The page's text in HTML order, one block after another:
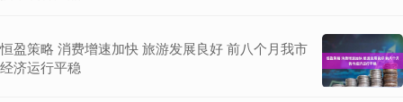
恒盈策略 消费增速加快 旅游发展良好 前八个月我市
经济运行平稳